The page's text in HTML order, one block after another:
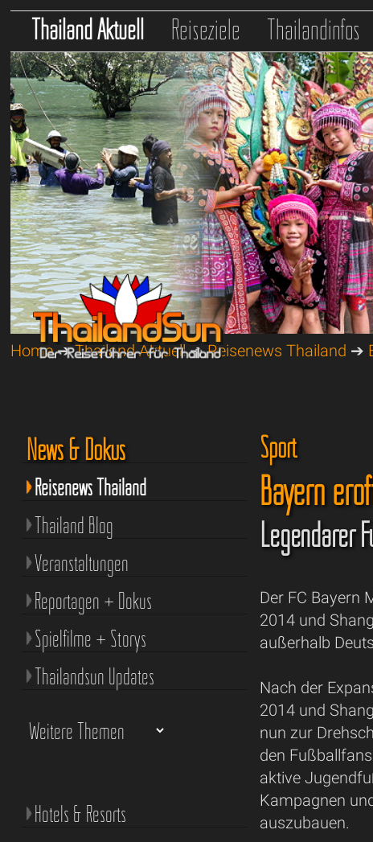
Thailand Aktuell Reiseziele Thailandinfos
Home➔Thailand Aktuell➔Reisenews Thailand ➔
Sport
Bayern
Legendärer
Der FC Bayern
2014 und
außerhalb
Nach der
2014 und
nun zur
den
aktive
Kampagnen
auszubauen.
News & Dokus
Reisenews Thailand
Thailand Blog
Veranstaltungen
Reportagen + Dokus
Spielfilme + Storys
Thailandsun Updates
Hotels & Resorts